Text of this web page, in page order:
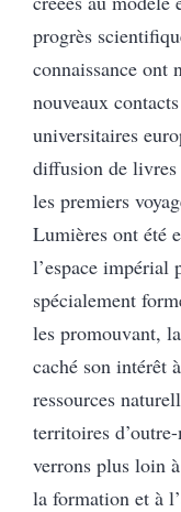
progrès
connaissance ont
nouveaux
universitaires
diffusion de livres
les premiers
Lumières ont été
l’espace impérial
spécialement
les promouvant,
caché son intérêt
ressources
territoires
verrons plus loin
la formation et à